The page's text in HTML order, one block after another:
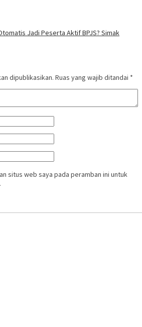
Jadi Peserta Aktif BPJS? Simak
dipublikasikan. Ruas yang wajib ditandai *
situs web saya pada peramban ini untuk